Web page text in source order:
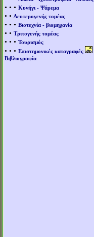
• • • Κυνήγι - Ψάρεμα
• • Δευτερογενής τομέας
• • • Βιοτεχνία - βιομηχανία
• • Τριτογενής τομέας
• • • Τουρισμός
• • • Επιστημονικές καταγραφές
Βιβλιογραφία